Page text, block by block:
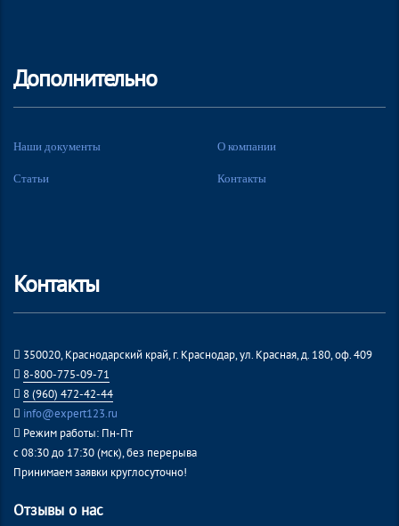
Дополнительно
Наши документы О компании
Статьи Контакты
Контакты
350020, Краснодарский край, г. Краснодар, ул. Красная, д. 180, оф. 409
8-800-775-09-71
8 (960) 472-42-44
info@expert123.ru
Режим работы: Пн-Пт
с 08:30 до 17:30 (мск), без перерыва
Принимаем заявки круглосуточно!
Отзывы о нас